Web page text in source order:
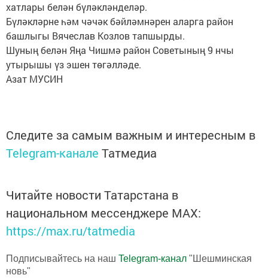
хатлары белән бүләкләнделәр.
Бүләкләрне һәм чәчәк бәйләмнәрен аларга район
башлыгы Вячеслав Козлов тапшырды.
Шуның белән Яңа Чишмә район Советының 9 нчы
утырышы үз эшен төгәлләде.
Азат МУСИН
Следите за самым важным и интересным в
Telegram-канале Татмедиа
Читайте новости Татарстана в
национальном мессенджере MАХ:
https://max.ru/tatmedia
Подписывайтесь на наш Telegram-канал "Шешминская
новь"